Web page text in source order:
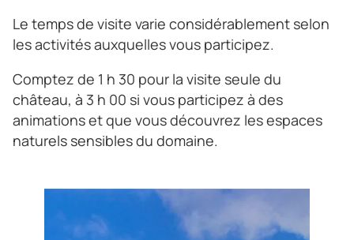
Le temps de visite varie considérablement selon
les activités auxquelles vous participez.
Comptez de 1 h 30 pour la visite seule du
château, à 3 h 00 si vous participez à des
animations et que vous découvrez les espaces
naturels sensibles du domaine.